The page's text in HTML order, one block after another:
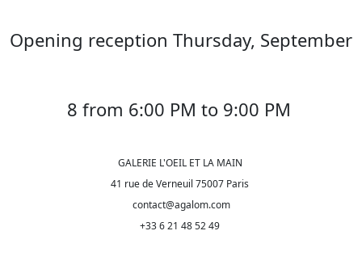
Opening reception Thursday, September
8 from 6:00 PM to 9:00 PM
GALERIE L'OEIL ET LA MAIN
41 rue de Verneuil 75007 Paris
contact@agalom.com
+33 6 21 48 52 49